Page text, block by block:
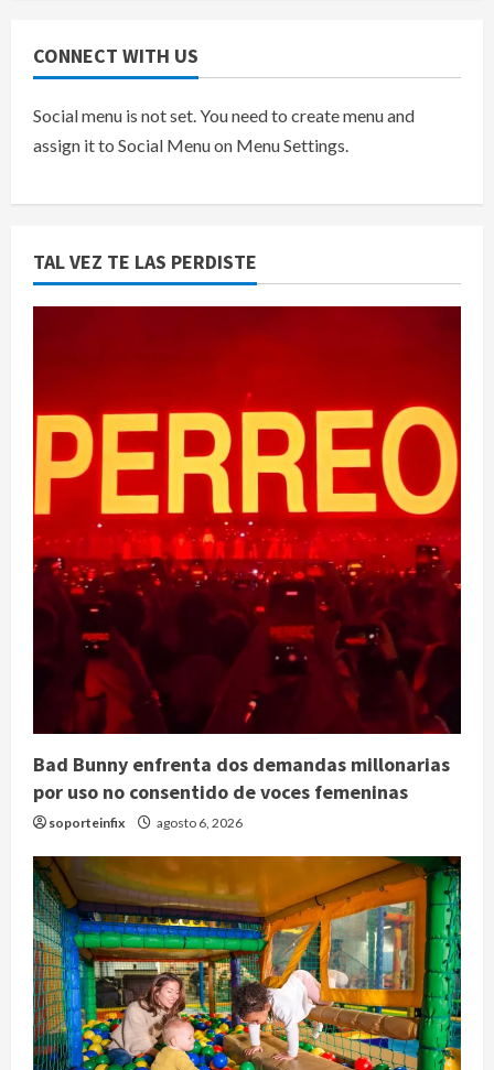
CONNECT WITH US
Social menu is not set. You need to create menu and
assign it to Social Menu on Menu Settings.
TAL VEZ TE LAS PERDISTE
Bad Bunny enfrenta dos demandas millonarias
por uso no consentido de voces femeninas
soporteinfix agosto 6, 2026